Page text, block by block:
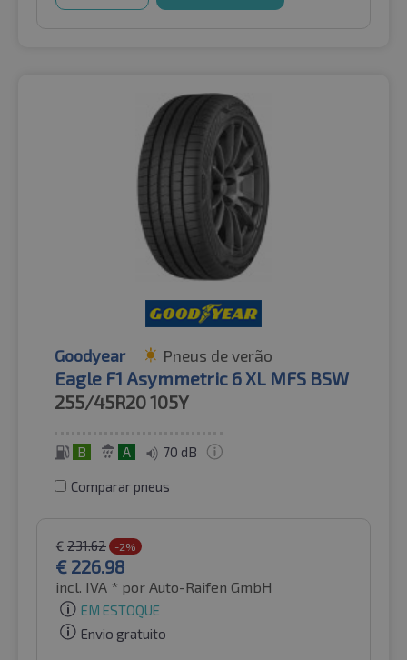
Goodyear Pneus de verão
Eagle F1 Asymmetric 6 XL MFS BSW
255/45R20105Y
B A 70 dB
Comparar pneus
€ 231.62 -2%
€ 226.98
incl. IVA * por Auto-Raifen GmbH
EM ESTOQUE
Envio gratuito